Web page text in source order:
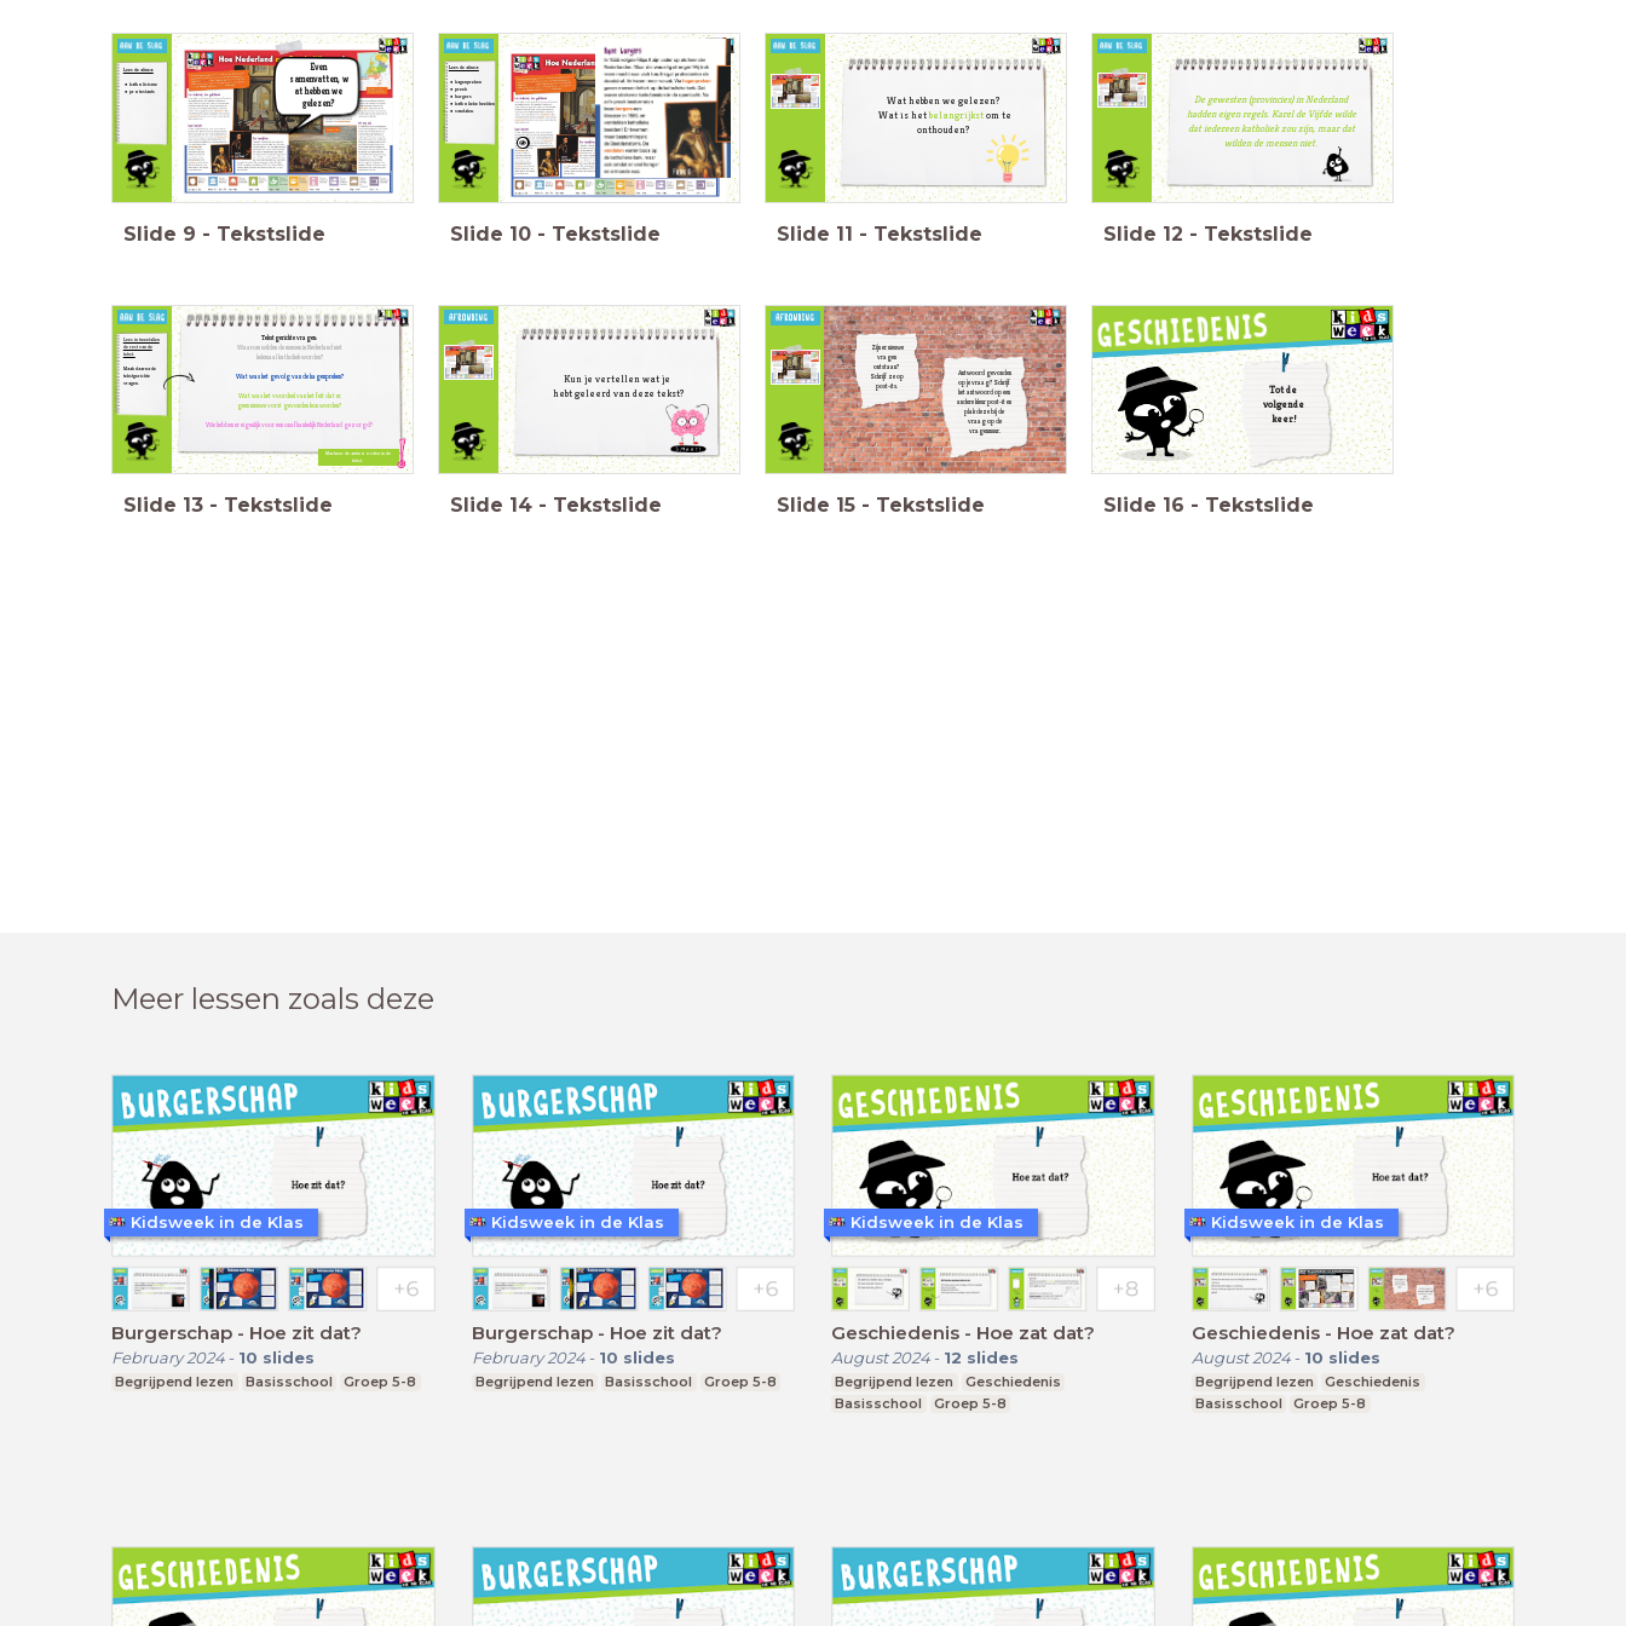
Lees de alinea:
katholicisme
protestants
Even
samenvatten, w
athebben we
gelezen?
Slide 9 - Tekstslide
Lees de alinea:
hagenpreken
preek
burgers
katholieke beelden
vandalen.
Slide 10 - Tekstslide
Wat hebben we gelezen?
Wat is hetbelangrijkst om te
onthouden?
Slide 11 - Tekstslide
De gewesten (provincies) in Nederland
hadden eigen regels. Karel de Vijfde wilde
dat iedereen katholiek zou zijn, maar dat
wilden de mensen niet.
Slide 12 - Tekstslide
Lees in tweetallen
de rest van de
tekst.
Maak daarna de
tekstgerichte
vragen.
Tekstgerichte vragen:
Waarom wilden de mensen in Nederland niet
helemaal katholiek worden?
Wat was het gevolg van de hagenpreken?
Wat was het voordeel van het feit dat er
geen nieuwe vorst gevonden kon worden?
Wie hebben er eigenlijk voor een onafhankelijk Nederland gezorgd?
Markeer de antwoorden in de
tekst.
Slide 13 - Tekstslide
Kun je vertellen wat je
hebt geleerd van deze tekst?
Slide 14 - Tekstslide
Antwoord gevonden
op je vraag? Schrijf
het antwoord op een
andere kleur post-it en
plak deze bij de
vraag op de
vragenmuur.
Zijn er nieuwe
vragen
ontstaan?
Schrijf ze op
post-its.
Slide 15 - Tekstslide
Tot de
volgende
keer!
Slide 16 - Tekstslide
Meer lessen zoals deze
Burgerschap - Hoe zit dat?
February 2024- 10 slides
Begrijpend lezen Basisschool Groep 5-8
Kidsweek in de Klas
Burgerschap - Hoe zit dat?
February 2024- 10 slides
Begrijpend lezen Basisschool Groep 5-8
Kidsweek in de Klas
Geschiedenis - Hoe zat dat?
August 2024- 12 slides
Begrijpend lezen
Geschiedenis
Basisschool
Groep 5-8
Kidsweek in de Klas
Geschiedenis - Hoe zat dat?
August 2024- 10 slides
Begrijpend lezen
Geschiedenis
Basisschool
Groep 5-8
Kidsweek in de Klas